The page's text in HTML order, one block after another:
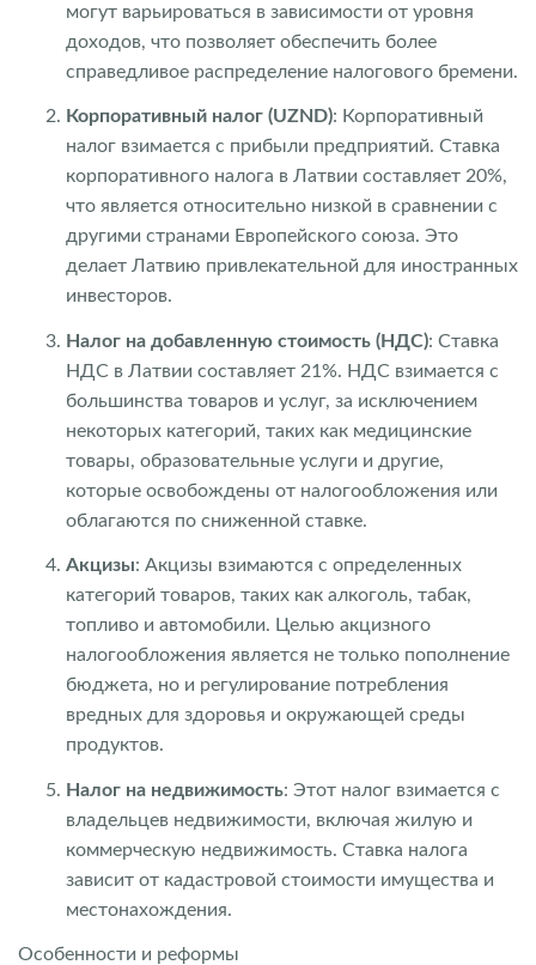
могут варьироваться в зависимости от уровня
доходов, что позволяет обеспечить более
справедливое распределение налогового бремени.
Корпоративный налог (UZND): Корпоративный
налог взимается с прибыли предприятий. Ставка
корпоративного налога в Латвии составляет 20%,
что является относительно низкой в сравнении с
другими странами Европейского союза. Это
делает Латвию привлекательной для иностранных
инвесторов.
Налог на добавленную стоимость (НДС): Ставка
НДС в Латвии составляет 21%. НДС взимается с
большинства товаров и услуг, за исключением
некоторых категорий, таких как медицинские
товары, образовательные услуги и другие,
которые освобождены от налогообложения или
облагаются по сниженной ставке.
Акцизы: Акцизы взимаются с определенных
категорий товаров, таких как алкоголь, табак,
топливо и автомобили. Целью акцизного
налогообложения является не только пополнение
бюджета, но и регулирование потребления
вредных для здоровья и окружающей среды
продуктов.
Налог на недвижимость: Этот налог взимается с
владельцев недвижимости, включая жилую и
коммерческую недвижимость. Ставка налога
зависит от кадастровой стоимости имущества и
местонахождения.
Особенности и реформы